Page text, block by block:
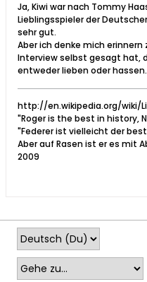
Ja, Kiwi war nach Tommy
Lieblingsspieler der
sehr gut.
Aber ich denke mich
Interview selbst gesagt hat,
entweder lieben oder
http://en.wikipedia.org/wiki/
"Roger is the best in history,
"Federer ist vielleicht der
Aber auf Rasen ist er es mit
2009